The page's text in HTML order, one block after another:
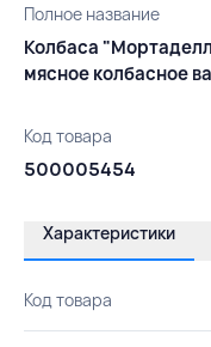
Полное название
Колбаса
мясное колбасное
Код товара
500005454
Характеристики
Код товара